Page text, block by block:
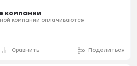
компании
компании оплачиваются
Сравнить Поделиться